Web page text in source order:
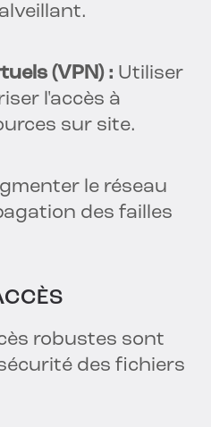
(VPN) : Utiliser
l'accès à
sur site.
le réseau
des failles
robustes sont
des fichiers